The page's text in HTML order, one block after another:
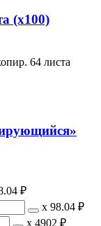
(х100)
64 листа
₽
х 98.04 ₽
х 4902 ₽